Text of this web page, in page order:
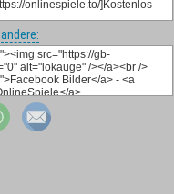
andere: